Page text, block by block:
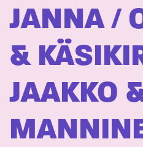
JANNA /
&
JAAKKO